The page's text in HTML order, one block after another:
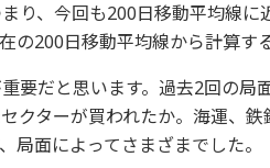
り、今回も200日移動平均線
の200日移動平均線から計算す
要だと思います。過去2回の局
クターが買われたか。海運、
局面によってさまざまでした。